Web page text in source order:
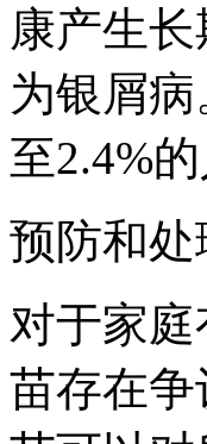
康产生
为银屑
至2.4%
预防和处
对于家
苗存在